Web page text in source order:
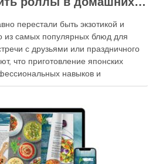
перестали быть экзотикой и
из самых популярных блюд для
с друзьями или праздничного
что приготовление японских
навыков и
однако на практике сделать